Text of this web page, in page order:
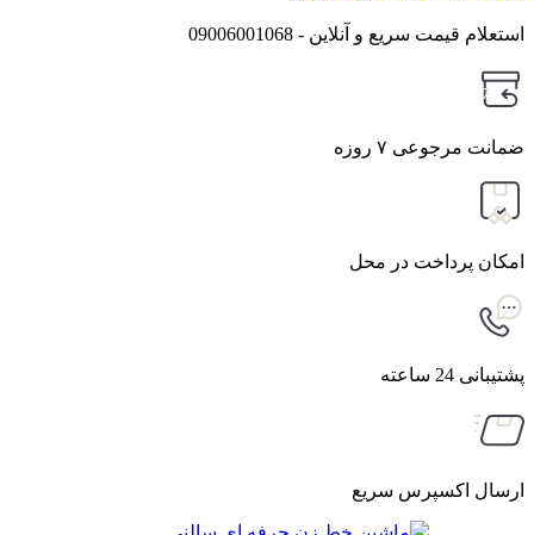
استعلام قیمت سریع و آنلاین - 09006001068
7
ضمانت مرجوعی ۷ روزه
امکان پرداخت در محل
پشتیبانی 24 ساعته
ارسال اکسپرس سریع